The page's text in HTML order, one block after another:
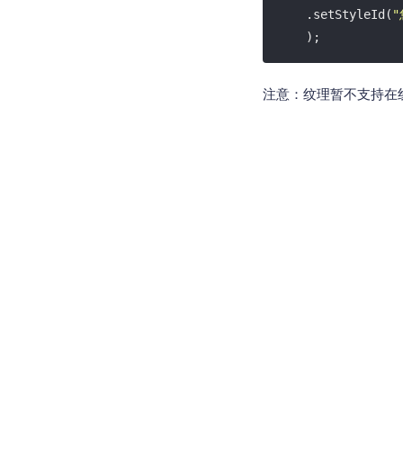
    .setStyleId(
"
    );
注意： 纹理暂不支持